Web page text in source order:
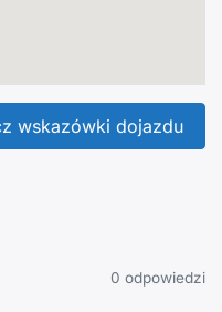
wskazówki dojazdu
0 odpowiedzi